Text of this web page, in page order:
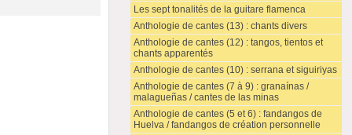
Les sept tonalités de la guitare flamenca
Anthologie de cantes (13) : chants divers
Anthologie de cantes (12) : tangos, tientos et
chants apparentés
Anthologie de cantes (10) : serrana et siguiriyas
Anthologie de cantes (7 à 9) : granaínas /
malagueñas / cantes de las minas
Anthologie de cantes (5 et 6) : fandangos de
Huelva / fandangos de création personnelle